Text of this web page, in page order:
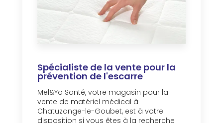
Spécialiste de la vente pour la
prévention de l'escarre
Mel&Yo Santé, votre magasin pour la
vente de matériel médical à
Chatuzange-le-Goubet, est à votre
disposition si vous êtes à la recherche